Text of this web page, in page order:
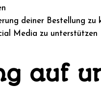
deiner Bestellung zu
Media zu unterstützen
auf